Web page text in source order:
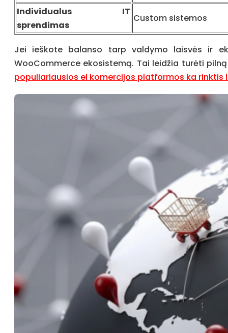
Individualus IT
sprendimas
Custom sistemos
Jei ieškote balanso tarp valdymo laisvės ir
WooCommerce ekosistemą. Tai leidžia turėti
populiariausios el komercijos platformos ka rinktis